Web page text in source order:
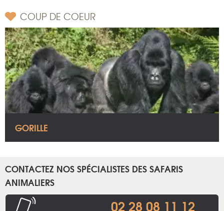
COUP DE COEUR
GORILLE
CONTACTEZ NOS SPÉCIALISTES DES SAFARIS
ANIMALIERS
02 28 08 11 12